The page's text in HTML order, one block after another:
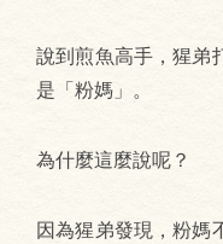
說到煎魚高手，猩弟
是「粉媽」。
為什麼這麼說呢？
因為猩弟發現，粉媽